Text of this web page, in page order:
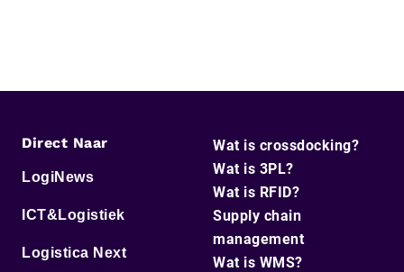
Direct Naar
LogiNews
ICT&Logistiek
Logistica Next
Wat is crossdocking?
Wat is 3PL?
Wat is RFID?
Supply chain
management
Wat is WMS?